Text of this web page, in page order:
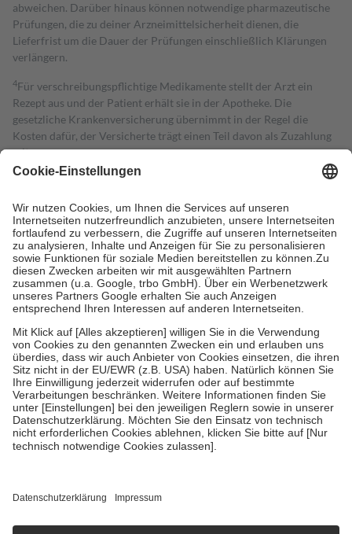
abweichen. Darüber hinaus können notwendige pharmazeutische
Prüfungen, die zu deiner Arzneimittelsicherheit dienen, die
Lieferfrist um die Dauer der Prüfungen einschließlich Klärungen
verlängern.
4Für verschreibungspflichtige Medikamente stellt der Arzt ein
Rezept aus und der Patient erhält sie in der Apotheke. Die
gesetzliche Krankenversicherung übernimmt in der Regel die
Kosten dafür, der Versicherte trägt einen Teil davon als Zuzahlung
mit.
Grundsätzlich leisten Mitglieder Zuzahlungen in Höhe von zehn
höchstens zehn Euro.
Es sind jedoch nie mehr als die tatsächlichen
Kosten der Leistung zu entrichten.
Diese Regeln gelten grundsätzlich auch für Online-Apotheken.
Bei Heilmitteln und häuslicher Krankenpflege beträgt die
Zuzahlung zehn Prozent der Kosten sowie zehn Euro je
Verordnung.
Um das Engagement der Versicherten für ihre eigene Gesundheit zu
stärken und die besondere Stellung der Familie zu unterstützen,
fallenkeine Zuzahlungenan bei:
• Kindern und Jugendlichen bis zum vollendeten 18. Lebensjahr
mit Ausnahme der Fahrkosten
• Untersuchungen zur Vorsorge und Früherkennung, die von der
GKV getragen werden
• empfohlenen Schutzimpfungen
• Harn- und Blutteststreifen
getroffen, um sicherzustellen, dass es sich um echte Bewertungen
https://help.etrusted.com/hc/de/articles/4419944605341